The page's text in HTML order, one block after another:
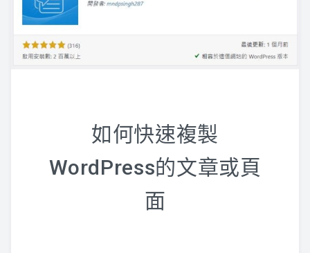
如何快速複製
WordPress的文章或頁
面